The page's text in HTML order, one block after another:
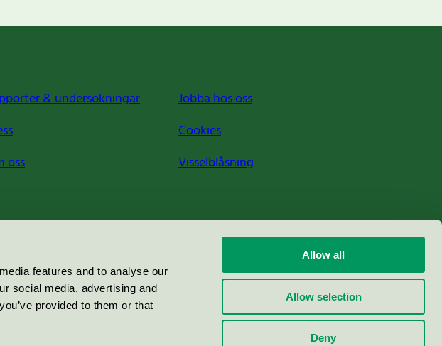
features and to analyse our
social media, advertising and
provided to them or that
Allow all
Allow selection
Deny
& undersökningar
oss
Jobba hos oss
Cookies
Visselblåsning